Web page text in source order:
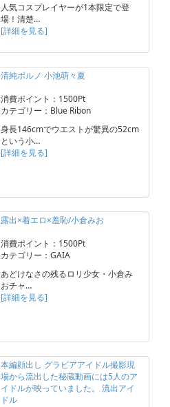
人気コスプレイヤーが1本限定で登
場！清楚…
[詳細を見る]
清純ポルノ 小池萌々夏
消費ポイント：1500Pt
カテゴリー：Blue Ribon
身長146cmでウエストが驚異の52cm
という小…
[詳細を見る]
露出×着エロ×羞恥/小倉みお
消費ポイント：1500Pt
カテゴリー：GAIA
あどけなさの残るロリ少女・小倉み
おチャ…
[詳細を見る]
本編顔出し グラビアアイドル撮影現
場から流出した秘蔵動画には5人のア
イドルが映っていました。 流出アイ
ドル